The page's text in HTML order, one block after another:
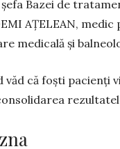
Bazei de
AȚELEAN,
me­dicală și
văd că foști pacienți